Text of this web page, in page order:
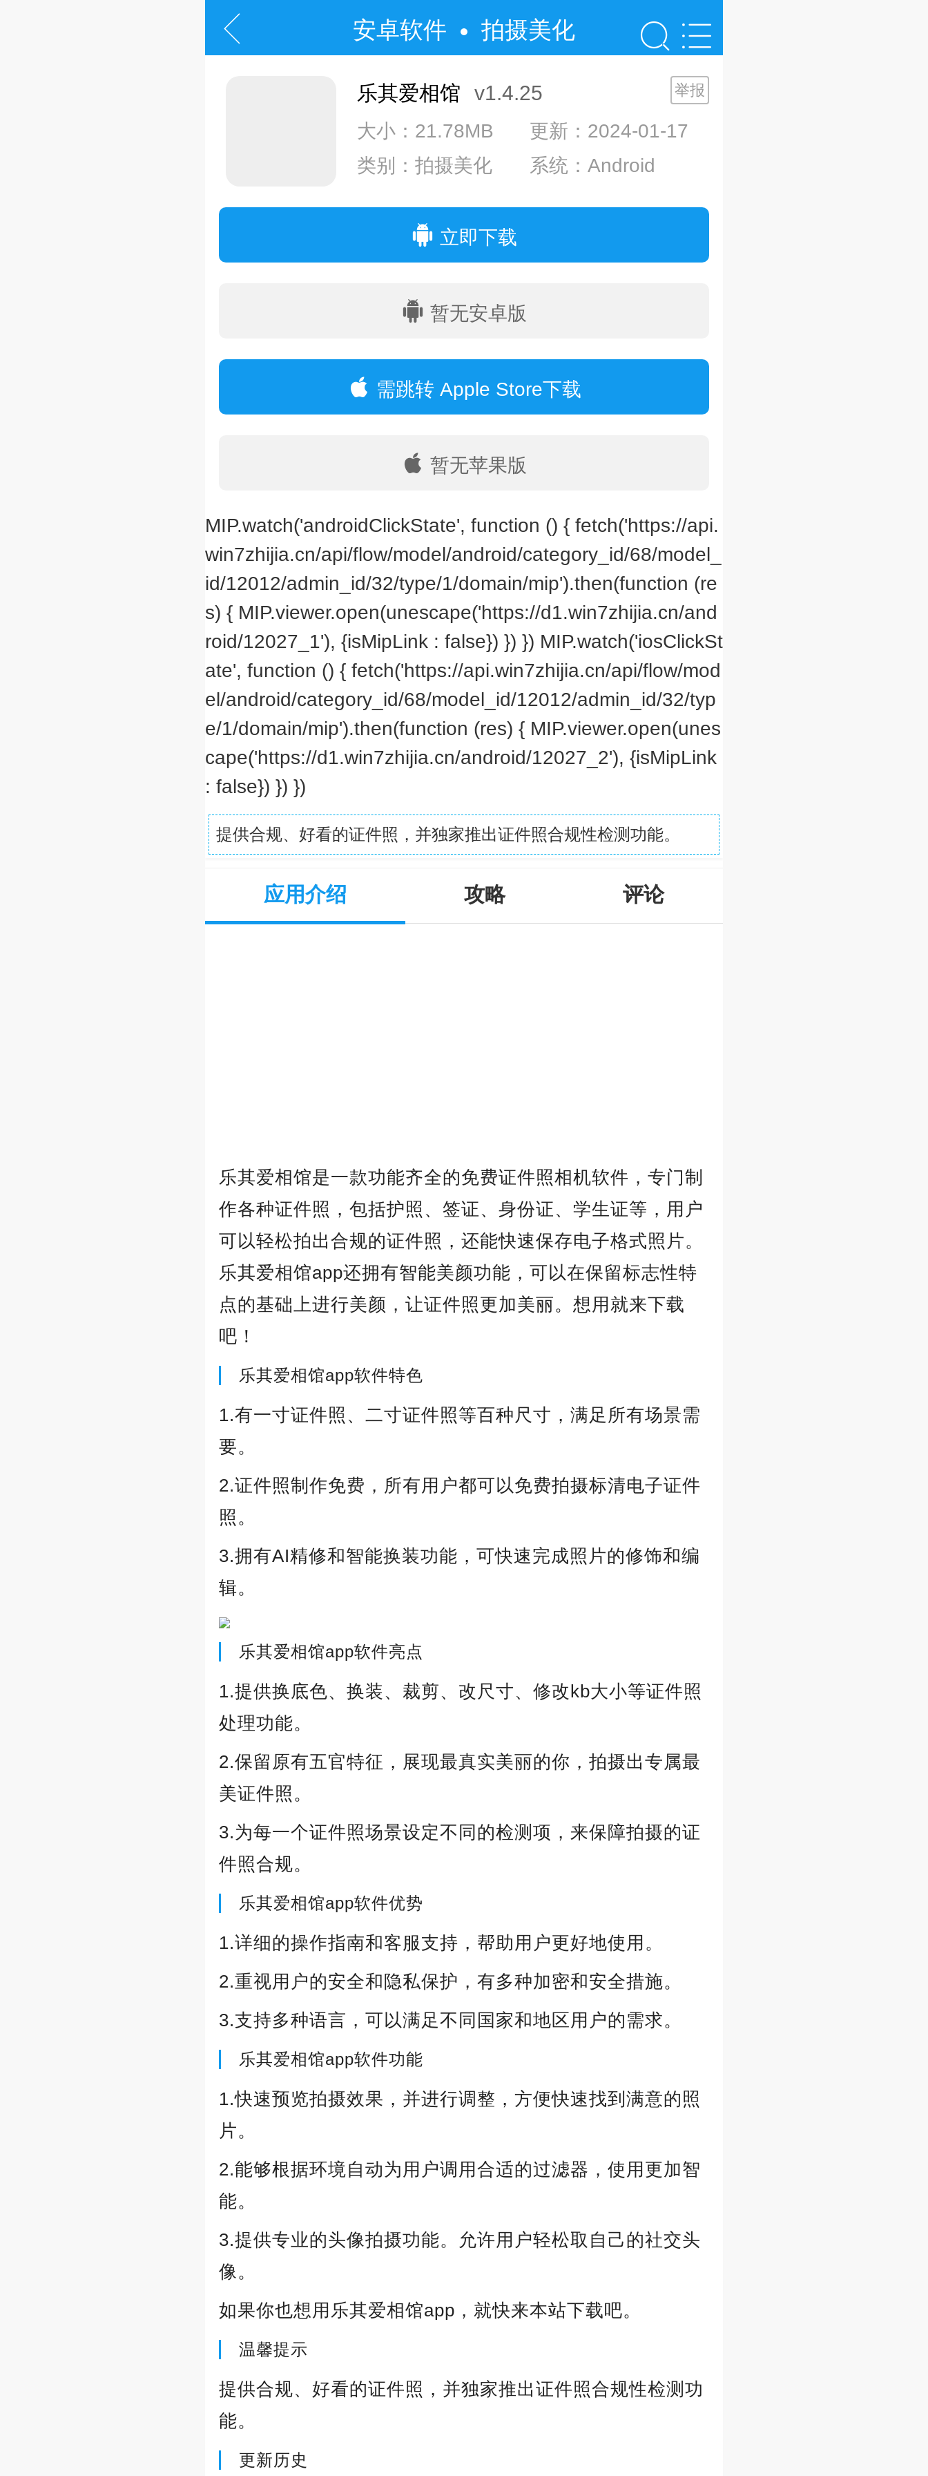
安卓软件 拍摄美化
乐其爱相馆 v1.4.25
大小：21.78MB
更新：2024-01-17
类别：拍摄美化
系统：Android
举报
立即下载
暂无安卓版
需跳转 Apple Store下载
暂无苹果版
MIP.watch('androidClickState', function () { fetch('https://api.
win7zhijia.cn/api/flow/model/android/category_id/68/model_
id/12012/admin_id/32/type/1/domain/mip').then(function (re
s) { MIP.viewer.open(unescape('https://d1.win7zhijia.cn/and
roid/12027_1'), {isMipLink : false}) }) }) MIP.watch('iosClickSt
ate', function () { fetch('https://api.win7zhijia.cn/api/flow/mod
el/android/category_id/68/model_id/12012/admin_id/32/typ
e/1/domain/mip').then(function (res) { MIP.viewer.open(unes
cape('https://d1.win7zhijia.cn/android/12027_2'), {isMipLink
: false}) }) })
提供合规、好看的证件照，并独家推出证件照合规性检测功能。
应用介绍 攻略 评论
乐其爱相馆是一款功能齐全的免费证件照相机软件，专门制
作各种证件照，包括护照、签证、身份证、学生证等，用户
可以轻松拍出合规的证件照，还能快速保存电子格式照片。
乐其爱相馆app还拥有智能美颜功能，可以在保留标志性特
点的基础上进行美颜，让证件照更加美丽。想用就来下载
吧！
乐其爱相馆app软件特色
1.有一寸证件照、二寸证件照等百种尺寸，满足所有场景需
要。
2.证件照制作免费，所有用户都可以免费拍摄标清电子证件
照。
3.拥有AI精修和智能换装功能，可快速完成照片的修饰和编
辑。
乐其爱相馆app软件亮点
1.提供换底色、换装、裁剪、改尺寸、修改kb大小等证件照
处理功能。
2.保留原有五官特征，展现最真实美丽的你，拍摄出专属最
美证件照。
3.为每一个证件照场景设定不同的检测项，来保障拍摄的证
件照合规。
乐其爱相馆app软件优势
1.详细的操作指南和客服支持，帮助用户更好地使用。
2.重视用户的安全和隐私保护，有多种加密和安全措施。
3.支持多种语言，可以满足不同国家和地区用户的需求。
乐其爱相馆app软件功能
1.快速预览拍摄效果，并进行调整，方便快速找到满意的照
片。
2.能够根据环境自动为用户调用合适的过滤器，使用更加智
能。
3.提供专业的头像拍摄功能。允许用户轻松取自己的社交头
像。
如果你也想用乐其爱相馆app，就快来本站下载吧。
温馨提示
提供合规、好看的证件照，并独家推出证件照合规性检测功
能。
更新历史